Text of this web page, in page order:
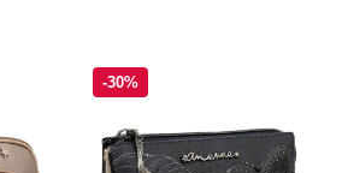
-30%